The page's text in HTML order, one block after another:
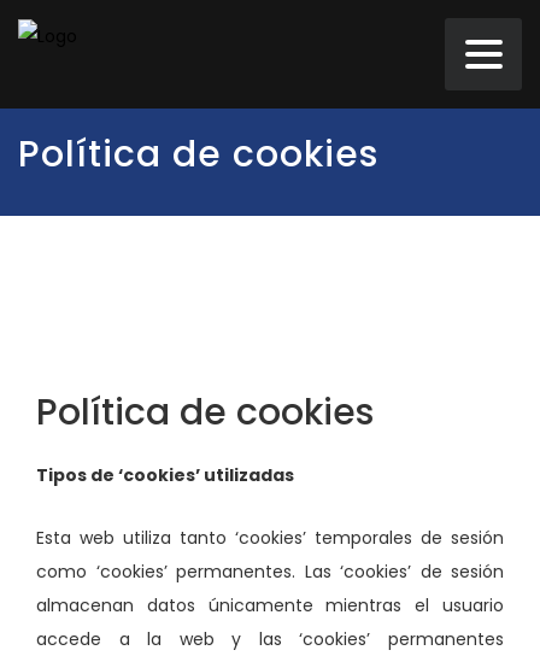
Política de cookies
Política de cookies
Tipos de ‘cookies’ utilizadas
Esta web utiliza tanto ‘cookies’ temporales de sesión
como ‘cookies’ permanentes. Las ‘cookies’ de sesión
almacenan datos únicamente mientras el usuario
accede a la web y las ‘cookies’ permanentes